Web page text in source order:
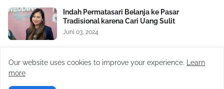
Indah Permatasari Belanja ke Pasar
Tradisional karena Cari Uang Sulit
Juni 03, 2024
Kalah Nyaleg, Curhat ke Ayu Ting Ting: Gak
Our website uses cookies to improve your experience.
Learn
more